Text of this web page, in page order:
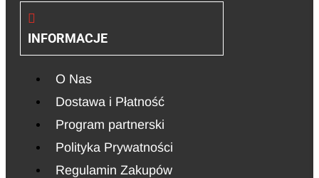
INFORMACJE
O Nas
Dostawa i Płatność
Program partnerski
Polityka Prywatności
Regulamin Zakupów